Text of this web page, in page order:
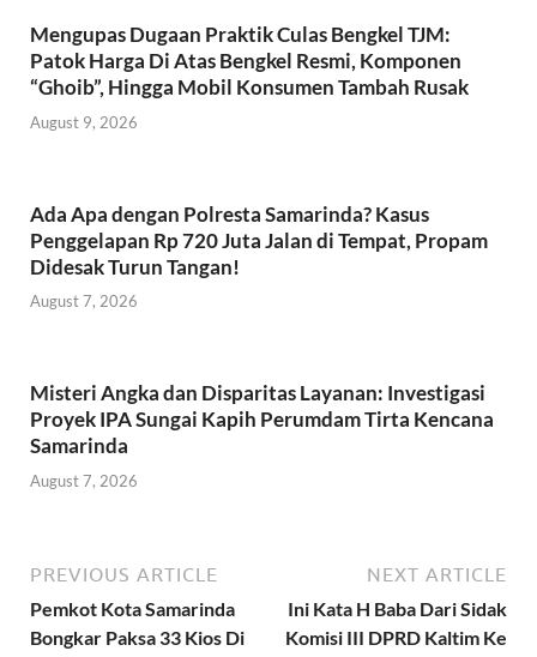
o
k
p
p
Mengupas Dugaan Praktik Culas Bengkel TJM:
Patok Harga Di Atas Bengkel Resmi, Komponen
“Ghoib”, Hingga Mobil Konsumen Tambah Rusak
August 9, 2026
Ada Apa dengan Polresta Samarinda? Kasus
Penggelapan Rp 720 Juta Jalan di Tempat, Propam
Didesak Turun Tangan!
August 7, 2026
Misteri Angka dan Disparitas Layanan: Investigasi
Proyek IPA Sungai Kapih Perumdam Tirta Kencana
Samarinda
August 7, 2026
PREVIOUS ARTICLE
Pemkot Kota Samarinda
Bongkar Paksa 33 Kios Di
NEXT ARTICLE
Ini Kata H Baba Dari Sidak
Komisi III DPRD Kaltim Ke